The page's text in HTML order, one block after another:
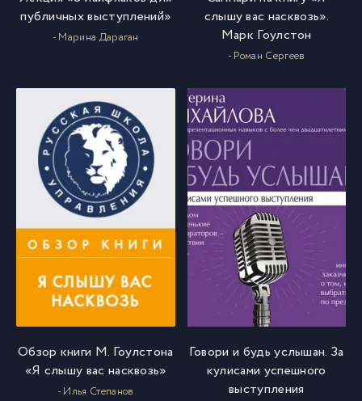
публичных выступлений»
- Марина Дараган
слышу вас насквозь».
Марк Гоулстон
- Роман Сергеев
Обзор книги М. Гоулстона
«Я слышу вас насквозь»
- Илья Степанов
Говори и будь услышан. За
кулисами успешного
выступления